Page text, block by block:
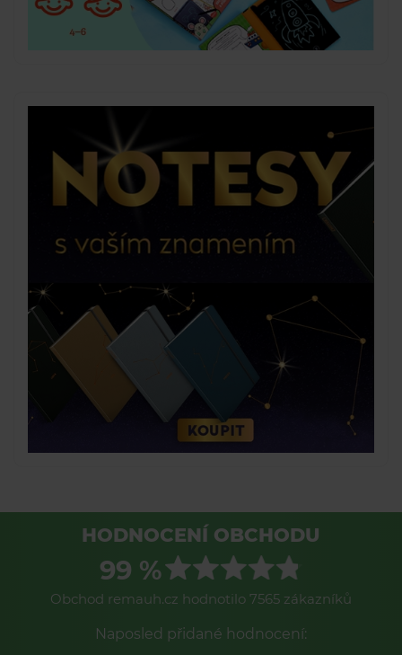
HODNOCENÍ OBCHODU
99 %
Obchod remauh.cz hodnotilo 7565 zákazníků
Naposled přidané hodnocení: